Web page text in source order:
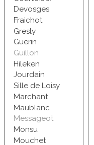
Devosges
Fraichot
Gresly
Guerin
Guillon
Hileken
Jourdain
Sille de Loisy
Marchant
Maublanc
Messageot
Monsu
Mouchet